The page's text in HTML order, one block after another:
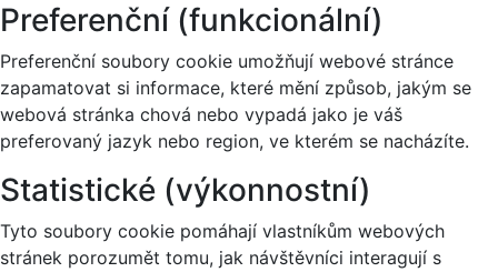
Preferenční (funkcionální)
Preferenční soubory cookie umožňují webové stránce
zapamatovat si informace, které mění způsob, jakým se
webová stránka chová nebo vypadá jako je váš
preferovaný jazyk nebo region, ve kterém se nacházíte.
Statistické (výkonnostní)
Tyto soubory cookie pomáhají vlastníkům webových
stránek porozumět tomu, jak návštěvníci interagují s